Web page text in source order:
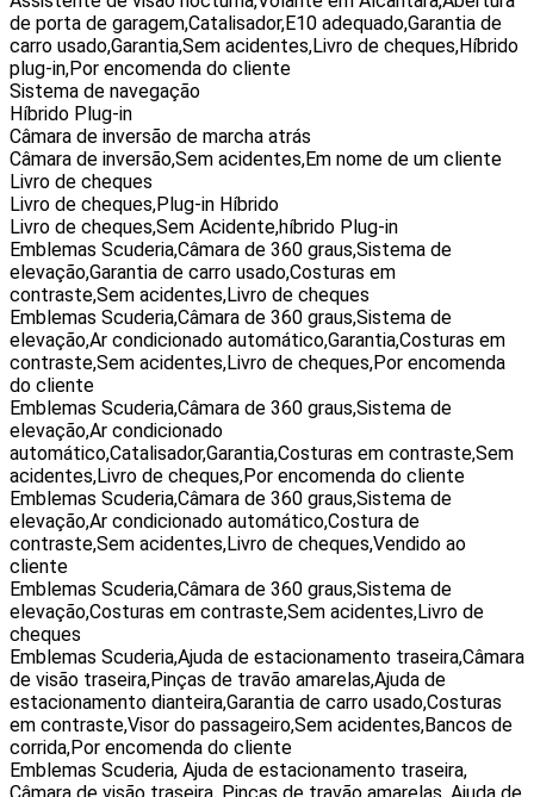
de porta de garagem,Catalisador,E10 adequado,Garantia de
carro usado,Garantia,Sem acidentes,Livro de cheques,Híbrido
plug-in,Por encomenda do cliente
Sistema de navegação
Híbrido Plug-in
Câmara de inversão de marcha atrás
Câmara de inversão,Sem acidentes,Em nome de um cliente
Livro de cheques
Livro de cheques,Plug-in Híbrido
Livro de cheques,Sem Acidente,híbrido Plug-in
Emblemas Scuderia,Câmara de 360 graus,Sistema de
elevação,Garantia de carro usado,Costuras em
contraste,Sem acidentes,Livro de cheques
Emblemas Scuderia,Câmara de 360 graus,Sistema de
elevação,Ar condicionado automático,Garantia,Costuras em
contraste,Sem acidentes,Livro de cheques,Por encomenda
do cliente
Emblemas Scuderia,Câmara de 360 graus,Sistema de
elevação,Ar condicionado
automático,Catalisador,Garantia,Costuras em contraste,Sem
acidentes,Livro de cheques,Por encomenda do cliente
Emblemas Scuderia,Câmara de 360 graus,Sistema de
elevação,Ar condicionado automático,Costura de
contraste,Sem acidentes,Livro de cheques,Vendido ao
cliente
Emblemas Scuderia,Câmara de 360 graus,Sistema de
elevação,Costuras em contraste,Sem acidentes,Livro de
cheques
Emblemas Scuderia,Ajuda de estacionamento traseira,Câmara
de visão traseira,Pinças de travão amarelas,Ajuda de
estacionamento dianteira,Garantia de carro usado,Costuras
em contraste,Visor do passageiro,Sem acidentes,Bancos de
corrida,Por encomenda do cliente
Emblemas Scuderia, Ajuda de estacionamento traseira,
Câmara de visão traseira, Pinças de travão amarelas, Ajuda de